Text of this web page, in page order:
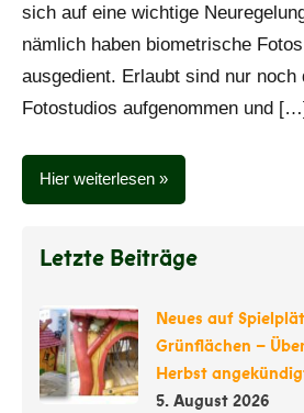
sich auf eine wichtige
nämlich haben biometrische
ausgedient. Erlaubt sind nur noch
Fotostudios aufgenommen und
Hier weiterlesen
Letzte Beiträge
Neues auf
Grünflächen –
Herbst
5. August 2026